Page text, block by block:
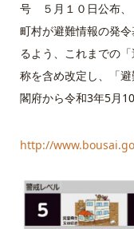
号 ５月１０日公布、
町村が避難情報の発
るよう、これまでの
称を含め改定し、「
閣府から令和3年5月
http://